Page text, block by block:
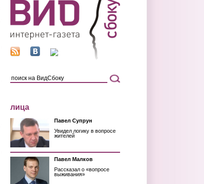
лица
Павел Супрун
Увидел логику в вопросе
жителей
Павел Малков
Рассказал о «вопросе
выживания»